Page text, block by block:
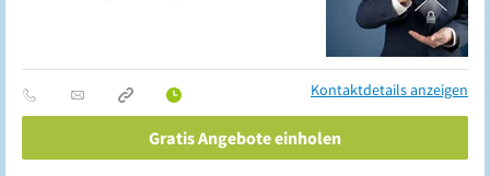
Kontaktdetails anzeigen
Gratis Angebote einholen